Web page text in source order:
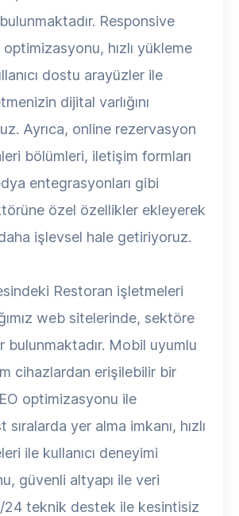
Responsive
optimizasyonu, hızlı yükleme
dostu arayüzler ile
dijital varlığını
Ayrıca, online rezervasyon
bölümleri, iletişim formları
entegrasyonları gibi
özel özellikler ekleyerek
işlevsel hale getiriyoruz.
Restoran işletmeleri
web sitelerinde, sektöre
bulunmaktadır. Mobil uyumlu
cihazlardan erişilebilir bir
optimizasyonu ile
yer alma imkanı, hızlı
ile kullanıcı deneyimi
güvenli altyapı ile veri
24 teknik destek ile kesintisiz